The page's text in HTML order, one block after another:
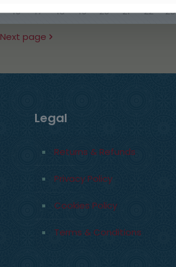
16 17 18 19 20 21 22 23
Next page
Legal
Returns & Refunds
Privacy Policy
Cookies Policy
Terms & Conditions